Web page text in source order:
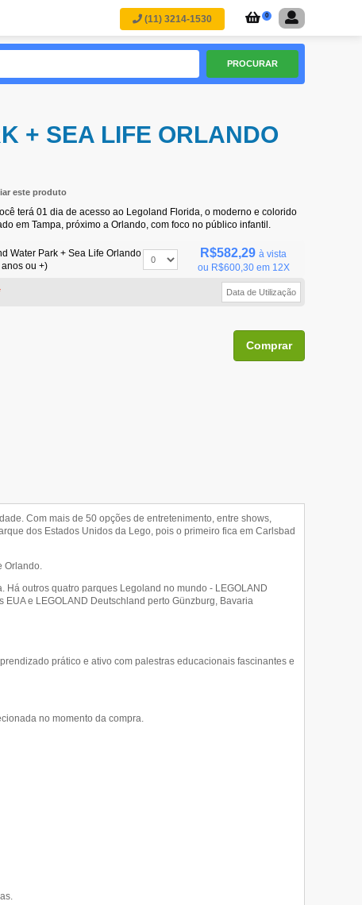
(11) 3214-1530 0
PROCURAR
+ SEA LIFE ORLANDO
este produto
terá 01 dia de acesso ao Legoland Florida, o moderno e colorido
em Tampa, próximo a Orlando, com foco no público infantil.
Water Park + Sea Life Orlando
ou +)
R$582,29 à vista
ou R$600,30em 12X
Comprar
Com mais de 50 opções de entretenimento, entre shows,
dos Estados Unidos da Lego, pois o primeiro fica em Carlsbad
outros quatro parques Legoland no mundo - LEGOLAND
e LEGOLAND Deutschland perto Günzburg, Bavaria
prático e ativo com palestras educacionais fascinantes e
no momento da compra.